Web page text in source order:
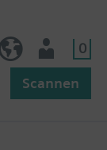
0
Scannen